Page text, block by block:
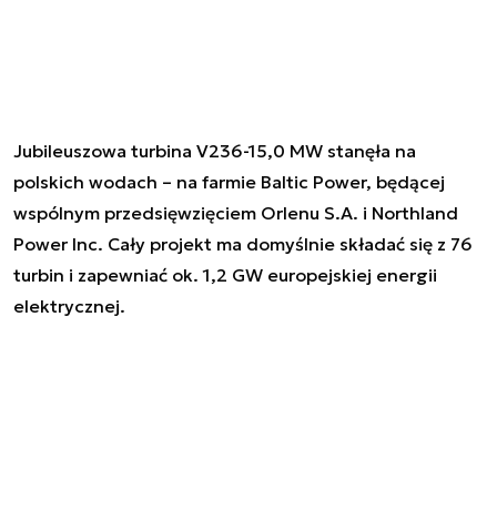
Jubileuszowa turbina V236-15,0 MW stanęła na
polskich wodach – na farmie Baltic Power, będącej
wspólnym przedsięwzięciem Orlenu S.A. i Northland
Power Inc. Cały projekt ma domyślnie składać się z 76
turbin i zapewniać ok. 1,2 GW europejskiej energii
elektrycznej.